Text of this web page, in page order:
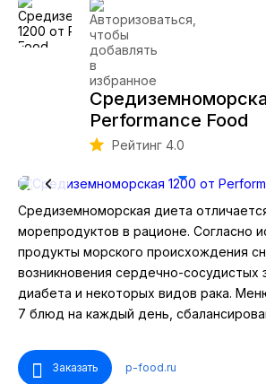
Performance Food
Рейтинг 4.0
Средиземноморская диета
морепродуктов в рационе. Согласно
продукты морского происхождения
возникновения сердечно-сосудистых
диабета и некоторых видов рака.
7 блюд на каждый день,
Заказать p-food.ru